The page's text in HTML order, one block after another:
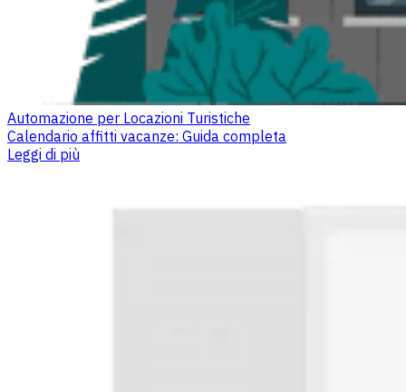
Automazione per Locazioni Turistiche
Calendario affitti vacanze: Guida completa
Leggi di più